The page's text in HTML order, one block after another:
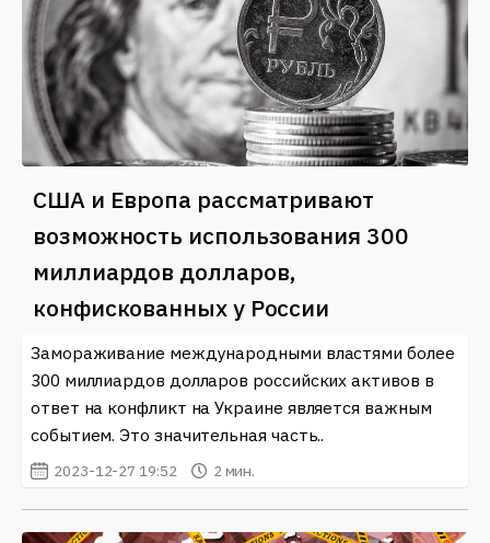
США и Европа рассматривают
возможность использования 300
миллиардов долларов,
конфискованных у России
Замораживание международными властями более
300 миллиардов долларов российских активов в
ответ на конфликт на Украине является важным
событием. Это значительная часть..
2023-12-27 19:52 2 мин.